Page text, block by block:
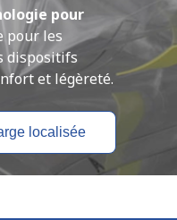
pour
pour les
dispositifs
et légèreté.
localisée